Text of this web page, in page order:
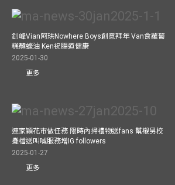
釗峰Vian阿珙Nowhere Boys創意拜年 Van食蘿蔔
糕蘸蠔油 Ken祝腸道健康
2025-01-30
更多
連家穎花市做任務 限時內掃禮物送fans 幫襯男校
攤檔送叫喊服務增IG followers
2025-01-27
更多